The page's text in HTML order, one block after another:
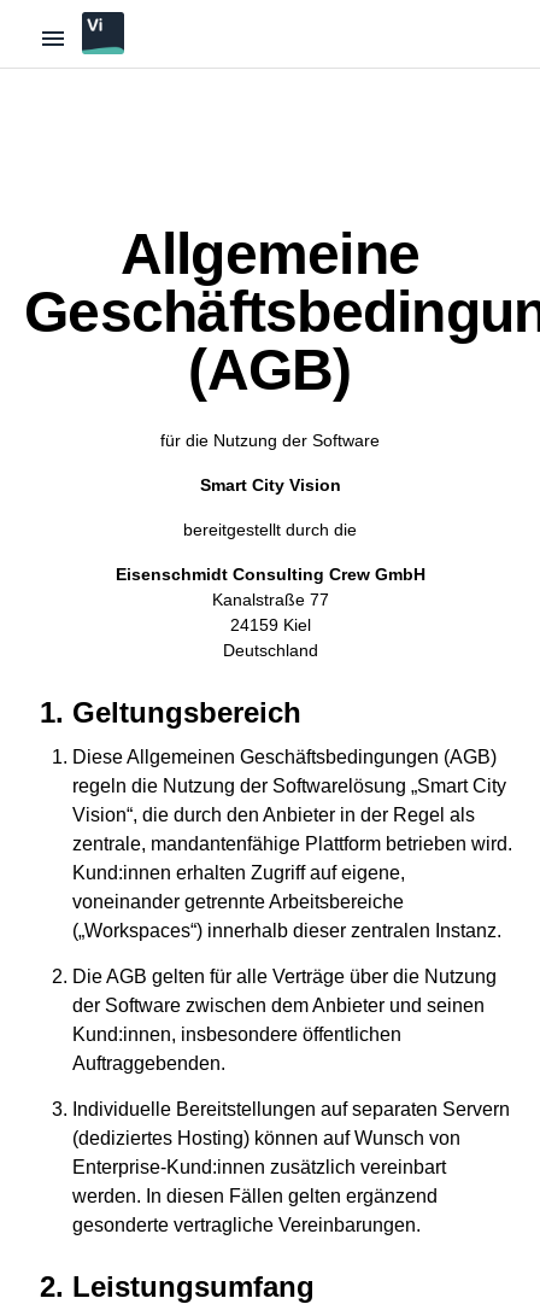
menu
Allgemeine
(AGB)
für die Nutzung der Software
Smart City Vision
bereitgestellt durch die
Eisenschmidt Consulting Crew GmbH
Kanalstraße 77
24159 Kiel
Deutschland
Geltungsbereich
Diese Allgemeinen Geschäftsbedingungen (AGB)
regeln die Nutzung der Softwarelösung „Smart City
Vision“, die durch den Anbieter in der Regel als
zentrale, mandantenfähige Plattform betrieben wird.
Kund:innen erhalten Zugriff auf eigene,
voneinander getrennte Arbeitsbereiche
(„Workspaces“) innerhalb dieser zentralen Instanz.
Die AGB gelten für alle Verträge über die Nutzung
der Software zwischen dem Anbieter und seinen
Kund:innen, insbesondere öffentlichen
Auftraggebenden.
Individuelle Bereitstellungen auf separaten Servern
(dediziertes Hosting) können auf Wunsch von
Enterprise-Kund:innen zusätzlich vereinbart
werden. In diesen Fällen gelten ergänzend
gesonderte vertragliche Vereinbarungen.
Leistungsumfang